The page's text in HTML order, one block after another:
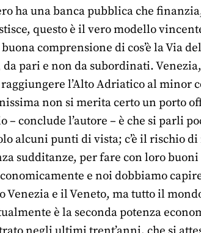
ha una banca pubblica che
questo è il vero modello
comprensione di cos’è la Via
pari e non da subordinati.
l’Alto Adriatico al minor
non si merita certo un porto
– conclude l’autore – è che si parli
alcuni punti di vista; c’è il rischio
sudditanze, per fare con loro
e noi dobbiamo
Venezia e il Veneto, ma tutto il
è la seconda potenza